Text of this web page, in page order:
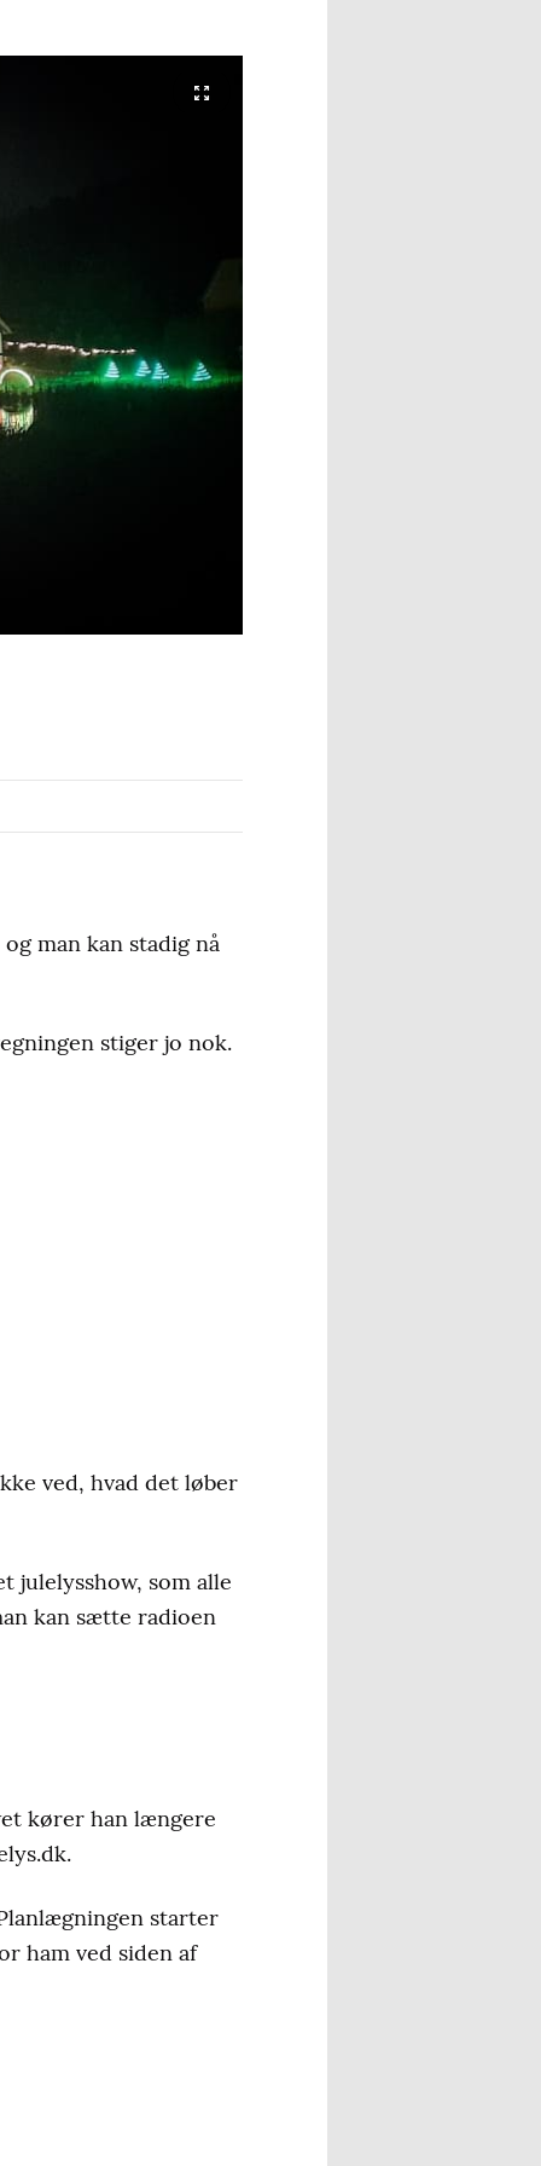
man kan stadig nå
stiger jo nok.
ved, hvad det løber
julelysshow, som alle
kan sætte radioen
kører han længere
starter
ham ved siden af